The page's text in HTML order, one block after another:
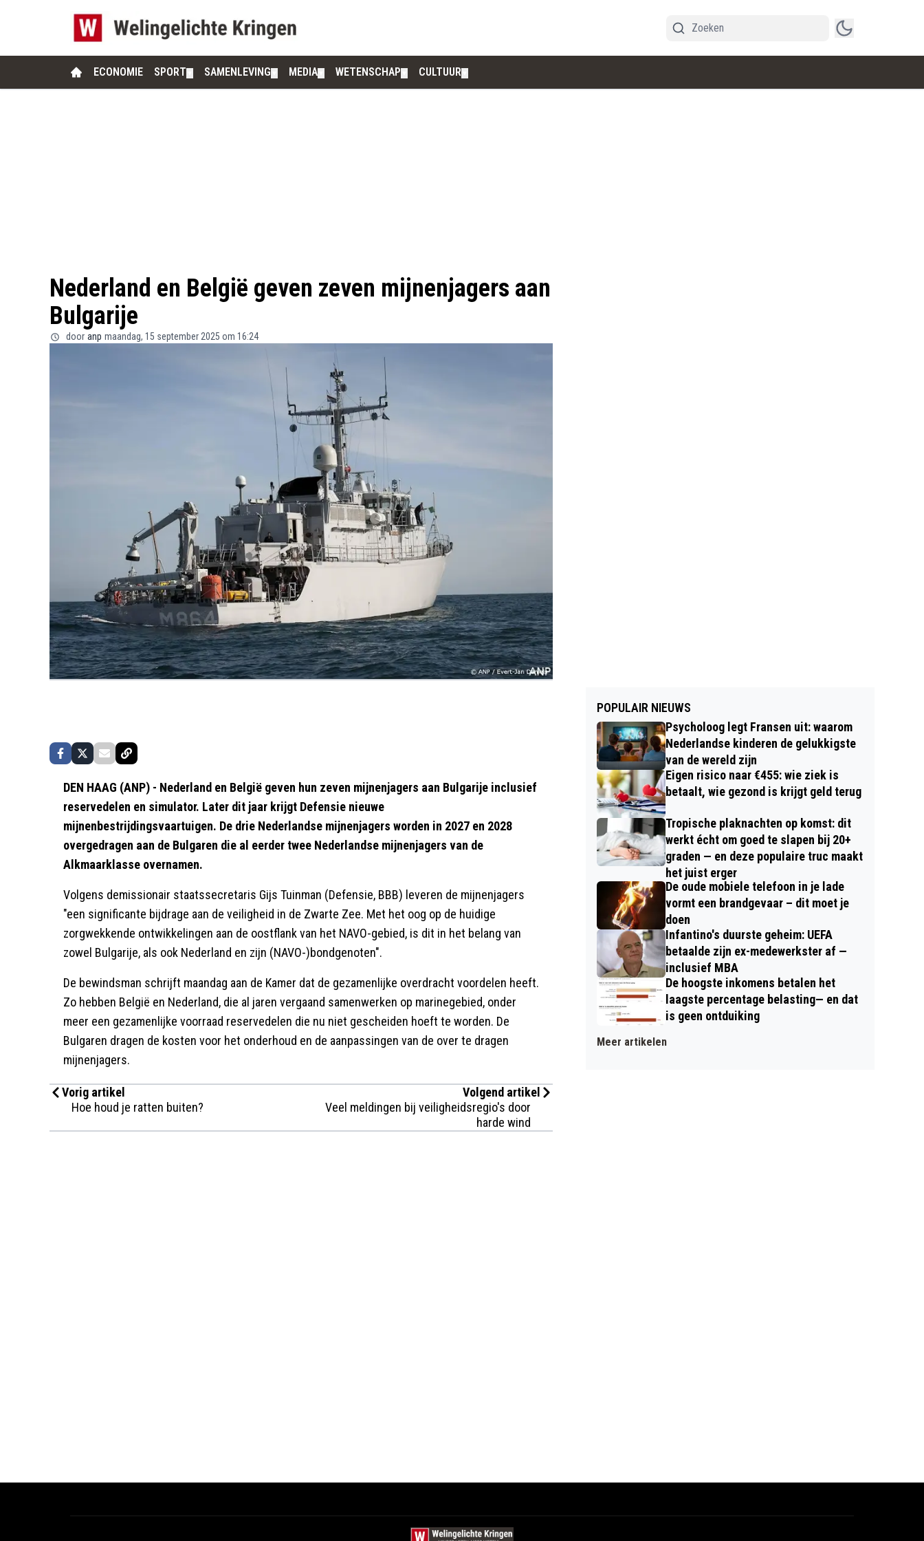
ECONOMIE SPORT SAMENLEVING MEDIA WETENSCHAP CULTUUR
Nederland en België geven zeven mijnenjagers aan
Bulgarije
door anp maandag, 15 september 2025 om 16:24
DEN HAAG (ANP) - Nederland en België geven hun zeven mijnenjagers aan Bulgarije inclusief
reservedelen en simulator. Later dit jaar krijgt Defensie nieuwe
mijnenbestrijdingsvaartuigen. De drie Nederlandse mijnenjagers worden in 2027 en 2028
overgedragen aan de Bulgaren die al eerder twee Nederlandse mijnenjagers van de
Alkmaarklasse overnamen.
Volgens demissionair staatssecretaris Gijs Tuinman (Defensie, BBB) leveren de mijnenjagers
"een significante bijdrage aan de veiligheid in de Zwarte Zee. Met het oog op de huidige
zorgwekkende ontwikkelingen aan de oostflank van het NAVO-gebied, is dit in het belang van
zowel Bulgarije, als ook Nederland en zijn (NAVO-)bondgenoten".
De bewindsman schrijft maandag aan de Kamer dat de gezamenlijke overdracht voordelen heeft.
Zo hebben België en Nederland, die al jaren vergaand samenwerken op marinegebied, onder
meer een gezamenlijke voorraad reservedelen die nu niet gescheiden hoeft te worden. De
Bulgaren dragen de kosten voor het onderhoud en de aanpassingen van de over te dragen
mijnenjagers.
Vorig artikel
Hoe houd je ratten buiten?
Volgend artikel
Veel meldingen bij veiligheidsregio's door
harde wind
POPULAIR NIEUWS
Psycholoog legt Fransen uit: waarom
Nederlandse kinderen de gelukkigste
van de wereld zijn
Eigen risico naar €455: wie ziek is
betaalt, wie gezond is krijgt geld terug
Tropische plaknachten op komst: dit
werkt écht om goed te slapen bij 20+
graden — en deze populaire truc maakt
het juist erger
De oude mobiele telefoon in je lade
vormt een brandgevaar – dit moet je
doen
Infantino's duurste geheim: UEFA
betaalde zijn ex-medewerkster af —
inclusief MBA
De hoogste inkomens betalen het
laagste percentage belasting— en dat
is geen ontduiking
Meer artikelen